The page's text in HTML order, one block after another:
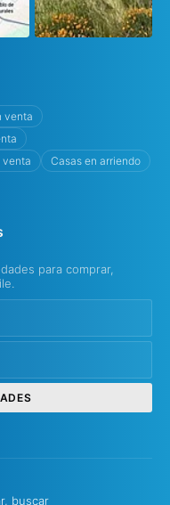
venta
venta
Casas en arriendo
para comprar,
buscar